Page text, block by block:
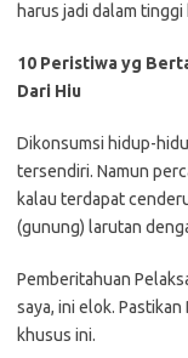
harus jadi dalam
10 Peristiwa yg
Dari Hiu
Dikonsumsi hidup-
tersendiri. Namun
kalau terdapat
(gunung) larutan
Pemberitahuan
saya, ini elok.
khusus ini.